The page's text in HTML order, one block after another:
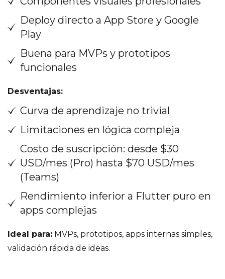
Deploy directo a App Store y Google
Play
Buena para MVPs y prototipos
funcionales
Desventajas:
Curva de aprendizaje no trivial
Limitaciones en lógica compleja
Costo de suscripción: desde $30
USD/mes (Pro) hasta $70 USD/mes
(Teams)
Rendimiento inferior a Flutter puro en
apps complejas
Ideal para: MVPs, prototipos, apps internas simples,
validación rápida de ideas.